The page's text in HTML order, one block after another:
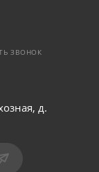
ЗВОНОК
д.